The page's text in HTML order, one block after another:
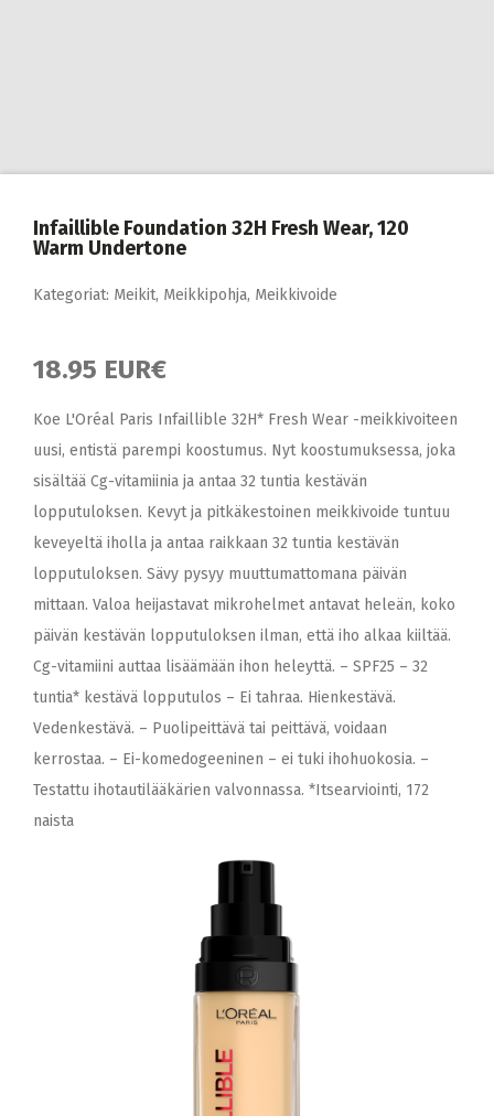
Infaillible Foundation 32H Fresh Wear, 120
Warm Undertone
Kategoriat: Meikit, Meikkipohja, Meikkivoide
18.95 EUR€
Koe L'Oréal Paris Infaillible 32H* Fresh Wear -meikkivoiteen
uusi, entistä parempi koostumus. Nyt koostumuksessa, joka
sisältää Cg-vitamiinia ja antaa 32 tuntia kestävän
lopputuloksen. Kevyt ja pitkäkestoinen meikkivoide tuntuu
keveyeltä iholla ja antaa raikkaan 32 tuntia kestävän
lopputuloksen. Sävy pysyy muuttumattomana päivän
mittaan. Valoa heijastavat mikrohelmet antavat heleän, koko
päivän kestävän lopputuloksen ilman, että iho alkaa kiiltää.
Cg-vitamiini auttaa lisäämään ihon heleyttä. – SPF25 – 32
tuntia* kestävä lopputulos – Ei tahraa. Hienkestävä.
Vedenkestävä. – Puolipeittävä tai peittävä, voidaan
kerrostaa. – Ei-komedogeeninen – ei tuki ihohuokosia. –
Testattu ihotautilääkärien valvonnassa. *Itsearviointi, 172
naista